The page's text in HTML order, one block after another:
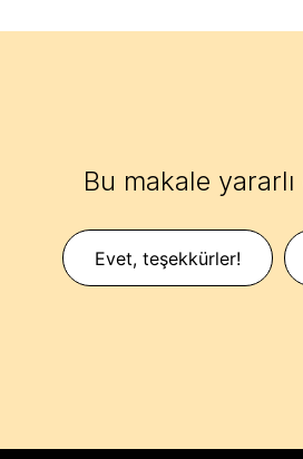
Bu makale
Evet, teşekkürler!